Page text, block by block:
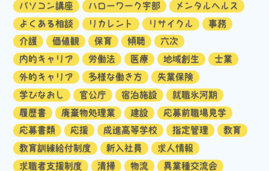
パソコン講座
ハローワーク宇部
メンタルヘルス
よくある相談
リカレント リサイクル
事務
介護
価値観 保育 傾聴
六次
内的キャリア
労働法 医療 地域創生
士業
外的キャリア
多様な働き方
失業保険
学びなおし
官公庁 宿泊施設
就職氷河期
履歴書
廃棄物処理業 建設
応募前職場見学
応募書類
応援 成進高等学校 指定管理
教育
教育訓練給付制度
新入社員
求人情報
求職者支援制度
清掃 物流
異業種交流会